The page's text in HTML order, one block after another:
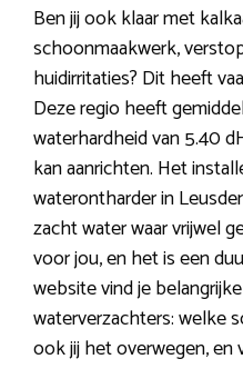
Ben jij ook klaar met
schoonmaakwerk,
huidirritaties? Dit heeft
Deze regio heeft
waterhardheid van 5.40
kan aanrichten. Het
waterontharder in
zacht water waar vrijwel
voor jou, en het is een
website vind je
waterverzachters: welke
ook jij het overwegen,